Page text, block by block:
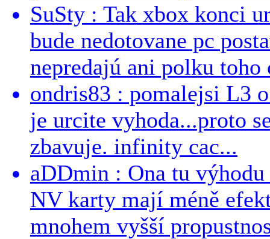
SuSty : Tak xbox konci
bude nedotovane pc
nepredajú ani polku toho
ondris83 : pomalejsi L3
je urcite vyhoda...proto
zbavuje. infinity cac...
aDDmin : Ona tu
NV karty mají méně
mnohem vyšší